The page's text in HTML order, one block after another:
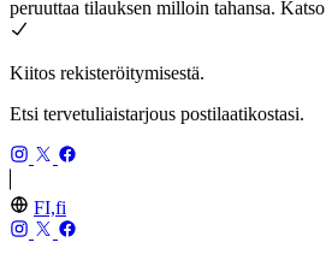
peruuttaa tilauksen milloin tahansa. Katso
Kiitos rekisteröitymisestä.
Etsi tervetuliaistarjous postilaatikostasi.
FI,fi